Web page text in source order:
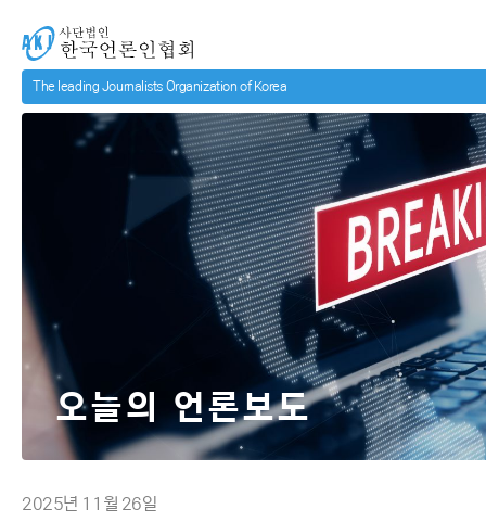
사단법인 한국언론인협회
2025년 11월 26일
오늘의 언론보도